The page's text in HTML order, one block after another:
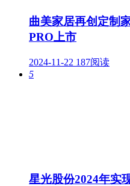
曲美家居再创定制
PRO上市
2024-11-22 187阅读
5
星光股份2024年实